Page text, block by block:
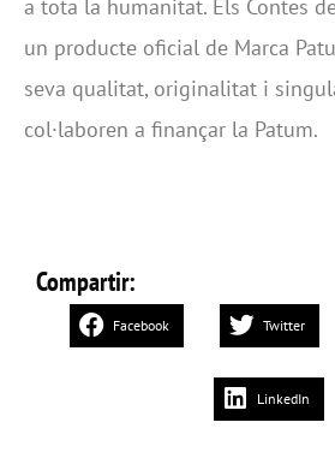
a tota la humanitat. Els Contes
un producte oficial de Marca
seva qualitat, originalitat i
col·laboren a finançar la Patum.
Compartir:
Facebook Twitter
LinkedIn